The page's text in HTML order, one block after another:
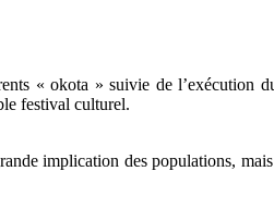
« okota » suivie de l’exécution
festival culturel.
implication des populations,